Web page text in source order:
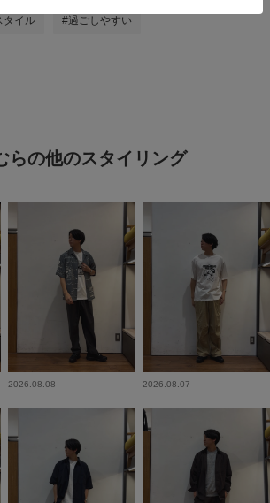
タイル #過ごしやすい
らの他のスタイリング
2026.08.08 2026.08.07